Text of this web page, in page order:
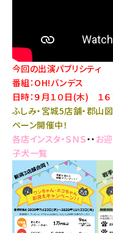
今回の出演パブリシティ
番組：OH!バンデス
日時：９月１０日(木) １６
ふしみ・宮城5店舗・郡山
ペーン開催中！
各店インスタ・ＳＮＳ・・ お
子犬一覧